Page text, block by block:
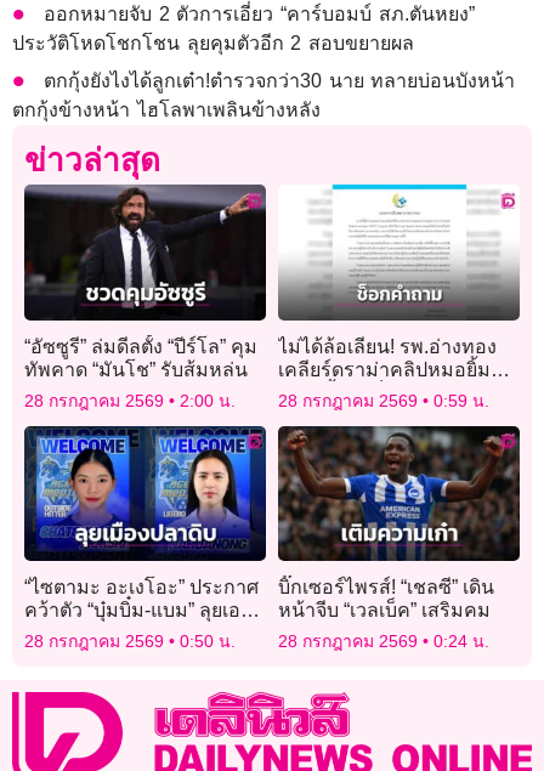
ออกหมายจับ 2 ตัวการเอี่ยว “คาร์บอมบ์ สภ.ตันหยง”
ประวัติโหดโชกโชน ลุยคุมตัวอีก 2 สอบขยายผล
ตกกุ้งยังไงได้ลูกเต๋า!ตำรวจกว่า30 นาย ทลายบ่อนบังหน้า
ตกกุ้งข้างหน้า ไฮโลพาเพลินข้างหลัง
ข่าวล่าสุด
“อัซซูรี” ล่มดีลตั้ง “ปีร์โล” คุม
ทัพคาด “มันโช” รับส้มหล่น
28 กรกฎาคม 2569 2:00 น.
ไม่ได้ล้อเลียน! รพ.อ่างทอง
เคลียร์ดราม่าคลิปหมอยิ้ม
แถลงย้ำแค่ช็อกคำถามนัก
28 กรกฎาคม 2569 0:59 น.
“ไซตามะ อะเงโอะ” ประกาศ
คว้าตัว “บุ๋มบิ๋ม-แบม” ลุยเอ
สวี.ลีก
28 กรกฎาคม 2569 0:50 น.
บิ๊กเซอร์ไพรส์! “เชลซี” เดิน
หน้าจีบ “เวลเบ็ค” เสริมคม
28 กรกฎาคม 2569 0:24 น.